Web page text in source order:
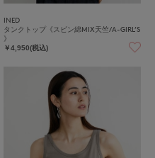
INED
タンクトップ《スビン綿MIX天竺/A-GIRL’S
》
￥4,950(税込)